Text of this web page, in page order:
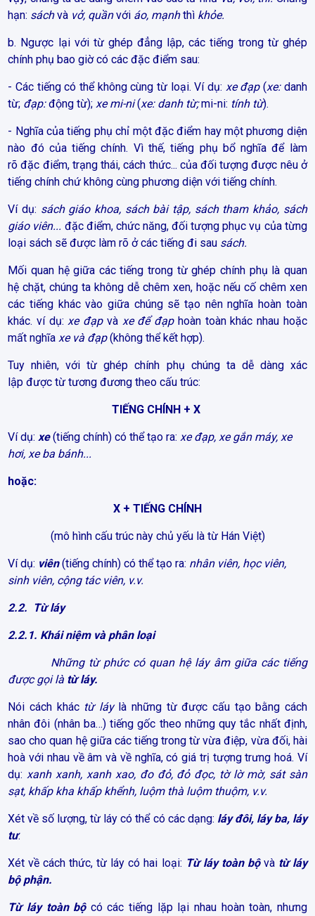
hạn: sáchvà vở, quầnvới áo, mạnhthì khỏe.
b. Ngược lại với từ ghép đẳng lập, các tiếng trong từ ghép
chính phụ bao giờ có các đặc điểm sau:
- Các tiếng có thể không cùng từ loại. Ví dụ: xe đạp(xe: danh
từ; đạp:động từ); xe mi-ni(xe: danh từ;mi-ni: tính từ).
- Nghĩa của tiếng phụ chỉ một đặc điểm hay một phương diện
nào đó của tiếng chính. Vì thế, tiếng phụ bổ nghĩa để làm
rõ đặc điểm, trạng thái, cách thức... của đối tượng được nêu ở
tiếng chính chứ không cùng phương diện với tiếng chính.
Ví dụ: sách giáo khoa, sách bài tập, sách tham khảo, sách
giáo viên... đặc điểm, chức năng, đối tượng phục vụ của từng
loại sách sẽ được làm rõ ở các tiếng đi sau sách.
Mối quan hệ giữa các tiếng trong từ ghép chính phụ là quan
hệ chặt, chúng ta không dễ chêm xen, hoặc nếu cố chêm xen
các tiếng khác vào giữa chúng sẽ tạo nên nghĩa hoàn toàn
khác. ví dụ: xe đạp và xe để đạp hoàn toàn khác nhau hoặc
mất nghĩa xe và đạp(không thể kết hợp).
Tuy nhiên, với từ ghép chính phụ chúng ta dễ dàng xác
lập được từ tương đương theo cấu trúc:
TIẾNG CHÍNH + X
Ví dụ: xe(tiếng chính) có thể tạo ra: xe đạp, xe gắn máy, xe
hơi, xe ba bánh...
hoặc:
X + TIẾNG CHÍNH
(mô hình cấu trúc này chủ yếu là từ Hán Việt)
Ví dụ: viên(tiếng chính) có thể tạo ra: nhân viên, học viên,
sinh viên, cộng tác viên, v.v.
2.2. Từ láy
2.2.1. Khái niệm và phân loại
Những từ phức có quan hệ láy âm giữa các tiếng
được gọi là từ láy.
Nói cách khác từ láylà những từ được cấu tạo bằng cách
nhân đôi (nhân ba…) tiếng gốc theo những quy tắc nhất định,
sao cho quan hệ giữa các tiếng trong từ vừa điệp, vừa đối, hài
hoà với nhau về âm và về nghĩa, có giá trị tượng trưng hoá. Ví
dụ: xanh xanh, xanh xao, đo đỏ, đỏ đọc, tờ lờ mờ, sát sàn
sạt, khấp kha khấp khểnh, luộm thà luộm thuộm, v.v.
Xét về số lượng, từ láy có thể có các dạng: láy đôi, láy ba, láy
tư.
Xét về cách thức, từ láy có hai loại: Từ láy toàn bộ vàtừ láy
bộ phận.
Từ láy toàn bộ có các tiếng lặp lại nhau hoàn toàn, nhưng